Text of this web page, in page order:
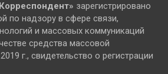
Корреспондент» зарегистрировано
по надзору в сфере связи,
и массовых коммуникаций
средства массовой
г., свидетельство о регистрации